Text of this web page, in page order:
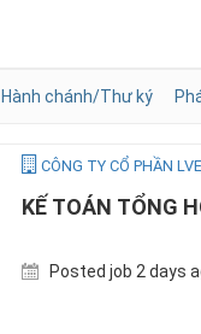
Hành chánh/Thư ký
CÔNG TY CỔ PHẦN
KẾ TOÁN TỔNG
Posted job 2 days